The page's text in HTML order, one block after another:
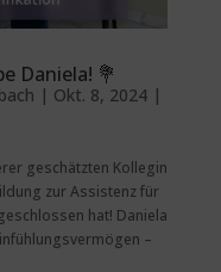
Daniela! 💐
| Okt. 8, 2024|
geschätzten Kollegin
zur Assistenz für
hat! Daniela
–